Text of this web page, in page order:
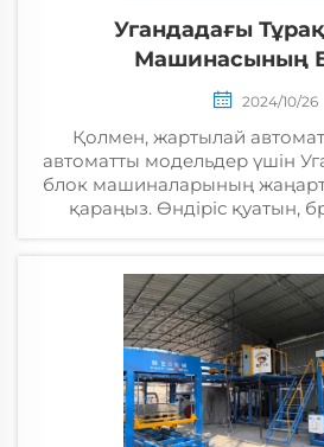
Угандадағы
Машинасының
2024/10/26
Қолмен, жартылай
автоматты модельдер үшін
блок машиналарының
қараңыз. Өндіріс қуатын,
жақсы нұсқаны